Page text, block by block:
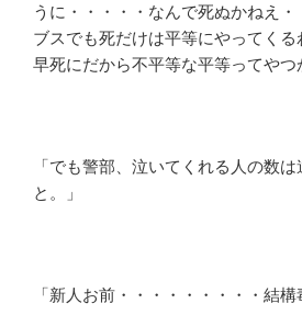
うに・・・・・なんで死ぬかねえ
ブスでも死だけは平等にやってく
早死にだから不平等な平等ってやつ
「でも警部、泣いてくれる人の数
と。」
「新人お前・・・・・・・・・結構